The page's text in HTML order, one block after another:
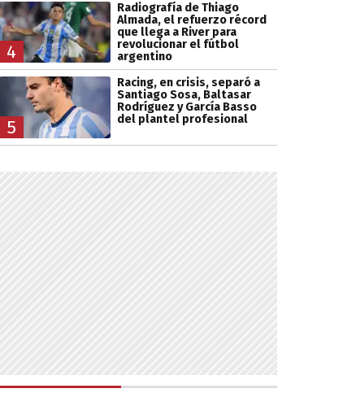
4
Radiografía de Thiago
Almada, el refuerzo récord
que llega a River para
revolucionar el fútbol
argentino
5
Racing, en crisis, separó a
Santiago Sosa, Baltasar
Rodríguez y García Basso
del plantel profesional